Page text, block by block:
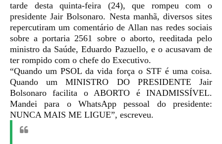
tarde desta quinta-feira (24), que rompeu com o
presidente Jair Bolsonaro. Nesta manhã, diversos sites
repercutiram um comentário de Allan nas redes sociais
sobre aportaria 2561 sobre o aborto, reeditada pelo
ministro da Saúde, Eduardo Pazuello, e o acusavam de
ter rompido com o chefe do Executivo.
“Quando um PSOL da vida força o STF é uma coisa.
Quando um MINISTRO DO PRESIDENTE Jair
Bolsonaro facilita o ABORTO é INADMISSÍVEL.
Mandei para o WhatsApp pessoal do presidente:
NUNCA MAIS ME LIGUE”, escreveu.